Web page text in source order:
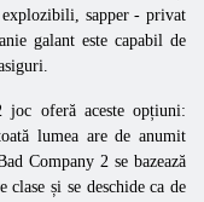
explozibili, sapper - privat
galant este capabil de
joc oferă aceste opțiuni:
lumea are de anumit
Company 2 se bazează
și se deschide ca de